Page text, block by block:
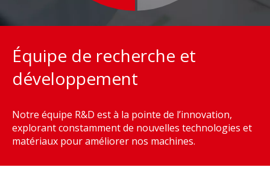
Équipe de recherche et
développement
Notre équipe R&D est à la pointe de l’innovation,
explorant constamment de nouvelles technologies et
matériaux pour améliorer nos machines.